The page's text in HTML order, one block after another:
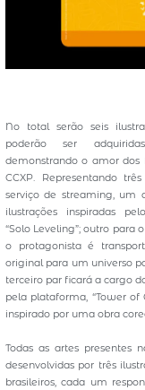
No total serão seis
poderão ser
demonstrando o amor
CCXP. Representando
serviço de streaming, um
ilustrações inspiradas
“Solo Leveling”; outro para
o protagonista é
original para um universo
terceiro par ficará a cargo
pela plataforma, “Tower of
inspirado por uma obra
Todas as artes presentes
desenvolvidas por três
brasileiros, cada um